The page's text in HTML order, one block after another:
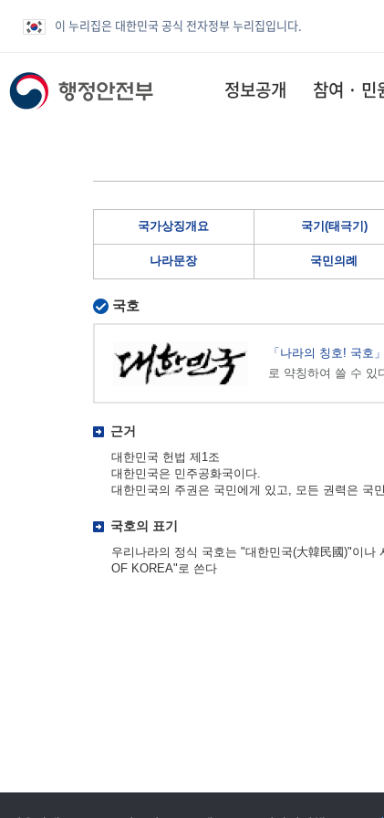
이 누리집은 대한민국 공식 전자정부 누리집입니다.
정보공개 참여 · 민
국가상징개요 국기(태극기)
나라문장 국민의례
국호
「나라의 칭호! 국호」
로 약칭하여 쓸 수 있
근거
대한민국 헌법 제1조
대한민국은 민주공화국이다.
대한민국의 주권은 국민에게 있고, 모든 권력은 국
국호의 표기
우리나라의 정식 국호는 "대한민국(大韓民國)"이
OF KOREA"로 쓴다